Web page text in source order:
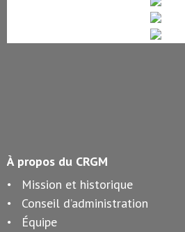
À propos du CRGM
Mission et historique
Conseil d’administration
Équipe